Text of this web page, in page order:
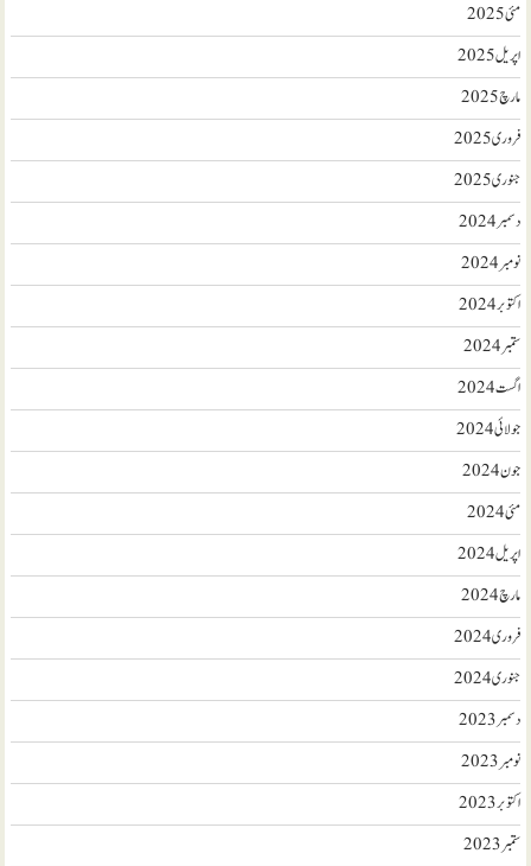
مئی 2025
اپریل 2025
مارچ 2025
فروری 2025
جنوری 2025
دسمبر 2024
نومبر 2024
اکتوبر 2024
ستمبر 2024
اگست 2024
جولائی 2024
جون 2024
مئی 2024
اپریل 2024
مارچ 2024
فروری 2024
جنوری 2024
دسمبر 2023
نومبر 2023
اکتوبر 2023
ستمبر 2023